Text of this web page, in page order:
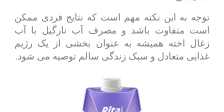
توجه به این نکته مهم است که نتایج فردی ممکن
است متفاوت باشد و مصرف آب نارگیل با آب
زغال اخته همیشه به عنوان بخشی از یک رژیم
غذایی متعادل و سبک زندگی سالم توصیه می شود.